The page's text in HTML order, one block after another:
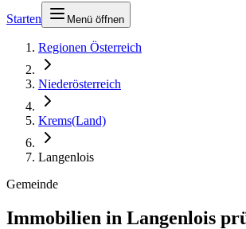
Starten
Menü öffnen
Regionen Österreich
Niederösterreich
Krems(Land)
Langenlois
Gemeinde
Immobilien in Langenlois